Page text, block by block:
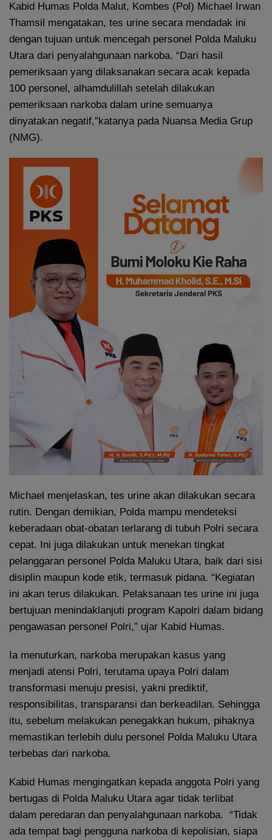
Kabid Humas Polda Malut, Kombes (Pol) Michael Irwan
Thamsil mengatakan, tes urine secara mendadak ini
dengan tujuan untuk mencegah personel Polda Maluku
Utara dari penyalahgunaan narkoba. “Dari hasil
pemeriksaan yang dilaksanakan secara acak kepada
100 personel, alhamdulillah setelah dilakukan
pemeriksaan narkoba dalam urine semuanya
dinyatakan negatif,”katanya pada Nuansa Media Grup
(NMG).
Michael menjelaskan, tes urine akan dilakukan secara
rutin. Dengan demikian, Polda mampu mendeteksi
keberadaan obat-obatan terlarang di tubuh Polri secara
cepat. Ini juga dilakukan untuk menekan tingkat
pelanggaran personel Polda Maluku Utara, baik dari sisi
disiplin maupun kode etik, termasuk pidana. “Kegiatan
ini akan terus dilakukan. Pelaksanaan tes urine ini juga
bertujuan menindaklanjuti program Kapolri dalam bidang
pengawasan personel Polri,” ujar Kabid Humas.
Ia menuturkan, narkoba merupakan kasus yang
menjadi atensi Polri, terutama upaya Polri dalam
transformasi menuju presisi, yakni prediktif,
responsibilitas, transparansi dan berkeadilan. Sehingga
itu, sebelum melakukan penegakkan hukum, pihaknya
memastikan terlebih dulu personel Polda Maluku Utara
terbebas dari narkoba.
Kabid Humas mengingatkan kepada anggota Polri yang
bertugas di Polda Maluku Utara agar tidak terlibat
dalam peredaran dan penyalahgunaan narkoba. “Tidak
ada tempat bagi pengguna narkoba di kepolisian, siapa